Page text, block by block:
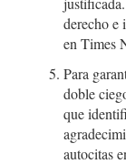
derecho e
en Times
Para
doble
que
autocitas